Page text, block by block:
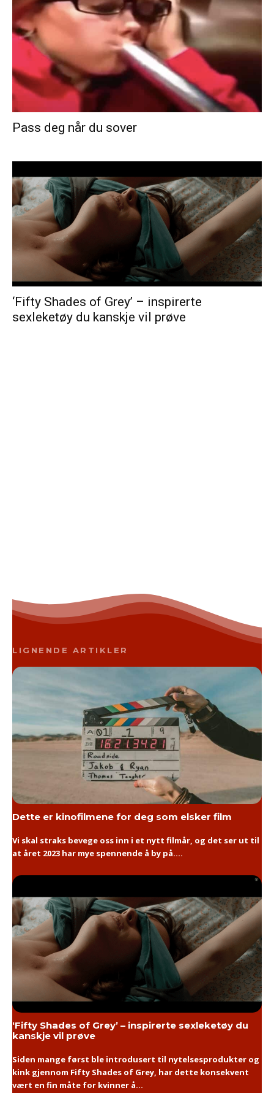
Pass deg når du sover
‘Fifty Shades of Grey’ – inspirerte
sexleketøy du kanskje vil prøve
LIGNENDE ARTIKLER
Dette er kinofilmene for deg som elsker film
Vi skal straks bevege oss inn i et nytt filmår, og det ser ut til
at året 2023 har mye spennende å by på....
‘Fifty Shades of Grey’ – inspirerte sexleketøy du
kanskje vil prøve
Siden mange først ble introdusert til nytelsesprodukter og
kink gjennom Fifty Shades of Grey, har dette konsekvent
vært en fin måte for kvinner å...